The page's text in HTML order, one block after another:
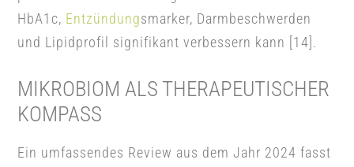
HbA1c, Entzündungsmarker, Darmbeschwerden
und Lipidprofil signifikant verbessern kann [14].
MIKROBIOM ALS THERAPEUTISCHER
KOMPASS
Ein umfassendes Review aus dem Jahr 2024 fasst